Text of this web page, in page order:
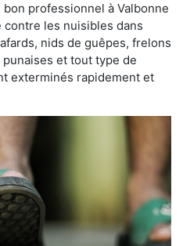
professionnel à Valbonne
les nuisibles dans
nids de guêpes, frelons
et tout type de
exterminés rapidement et